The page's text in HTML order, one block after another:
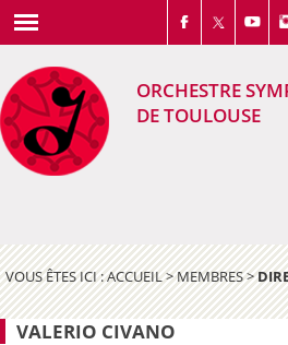
ORCHESTRE
DE TOULOUSE
VOUS ÊTES ICI :ACCUEIL>MEMBRES>
VALERIO CIVANO